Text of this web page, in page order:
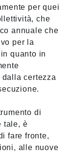
per quei
che
annuale che
per la
quanto in
certezza
di
tale, è
fare fronte,
alle nuove